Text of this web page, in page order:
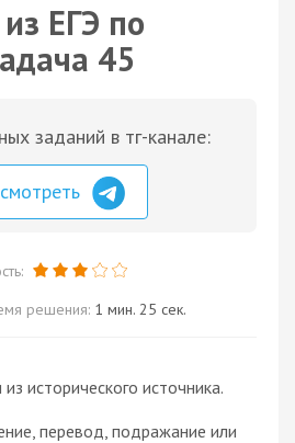
ЕГЭ по
45
заданий в тг-канале:
решения: 1 мин. 25 сек.
исторического источника.
перевод, подражание или